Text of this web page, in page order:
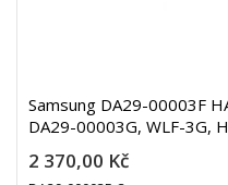
Samsung DA29-00003F
DA29-00003G, WLF-3G,
2 370,00 Kč